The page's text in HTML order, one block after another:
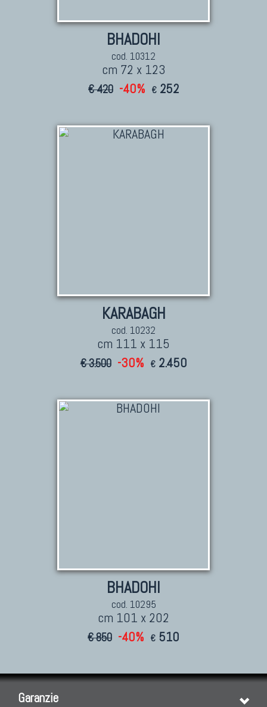
BHADOHI
cod. 10312
cm 72 x 123
€ 420 -40% € 252
KARABAGH
cod. 10232
cm 111 x 115
€ 3.500 -30% € 2.450
BHADOHI
cod. 10295
cm 101 x 202
€ 850 -40% € 510
Garanzie